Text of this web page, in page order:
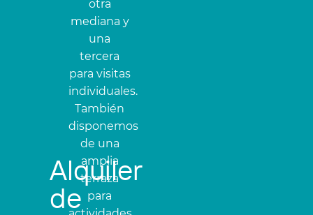
Alquiler
de
otra
mediana y
una
tercera
para visitas
individuales.
También
disponemos
de una
amplia
terraza
para